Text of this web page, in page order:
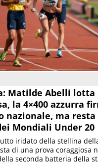
Matilde Abelli lotta
la 4×400 azzurra
nazionale, ma
Mondiali Under 20
iridato della stellina
di una prova coraggiosa
seconda batteria della